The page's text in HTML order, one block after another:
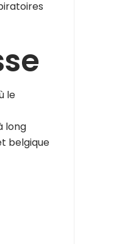
le
long
belgique